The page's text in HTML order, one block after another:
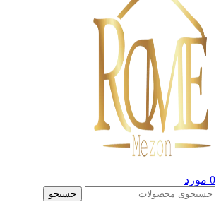
0 مورد
جستجو